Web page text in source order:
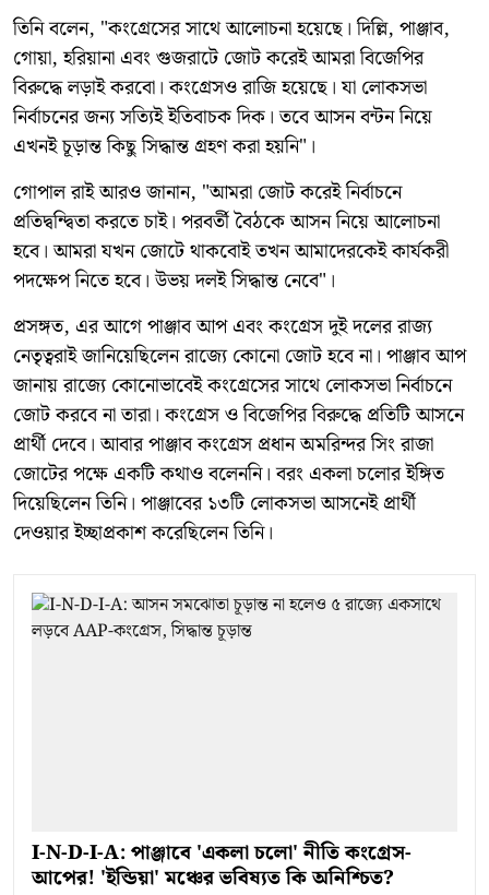
তিনি বলেন, "কংগ্রেসের সাথে আলোচনা হয়েছে। দিল্লি, পাঞ্জাব,
গোয়া, হরিয়ানা এবং গুজরাটে জোট করেই আমরা বিজেপির
বিরুদ্ধে লড়াই করবো। কংগ্রেসও রাজি হয়েছে। যা লোকসভা
নির্বাচনের জন্য সত্যিই ইতিবাচক দিক। তবে আসন বন্টন নিয়ে
এখনই চূড়ান্ত কিছু সিদ্ধান্ত গ্রহণ করা হয়নি"।
গোপাল রাই আরও জানান, "আমরা জোট করেই নির্বাচনে
প্রতিদ্বন্দ্বিতা করতে চাই। পরবর্তী বৈঠকে আসন নিয়ে আলোচনা
হবে। আমরা যখন জোটে থাকবোই তখন আমাদেরকেই কার্যকরী
পদক্ষেপ নিতে হবে। উভয় দলই সিদ্ধান্ত নেবে"।
প্রসঙ্গত, এর আগে পাঞ্জাব আপ এবং কংগ্রেস দুই দলের রাজ্য
নেতৃত্বরাই জানিয়েছিলেন রাজ্যে কোনো জোট হবে না। পাঞ্জাব আপ
জানায় রাজ্যে কোনোভাবেই কংগ্রেসের সাথে লোকসভা নির্বাচনে
জোট করবে না তারা। কংগ্রেস ও বিজেপির বিরুদ্ধে প্রতিটি আসনে
প্রার্থী দেবে। আবার পাঞ্জাব কংগ্রেস প্রধান অমরিন্দর সিং রাজা
জোটের পক্ষে একটি কথাও বলেননি। বরং একলা চলোর ইঙ্গিত
দিয়েছিলেন তিনি। পাঞ্জাবের ১৩টি লোকসভা আসনেই প্রার্থী
দেওয়ার ইচ্ছাপ্রকাশ করেছিলেন তিনি।
I-N-D-I-A: পাঞ্জাবে 'একলা চলো' নীতি কংগ্রেস-
আপের! 'ইন্ডিয়া' মঞ্চের ভবিষ্যত কি অনিশ্চিত?